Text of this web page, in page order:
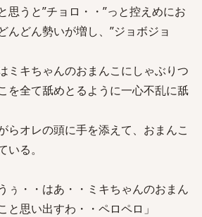
思うと”チョロ・・”っと控えめにお
んどん勢いが増し、”ジョボジョ
ミキちゃんのおまんこにしゃぶりつ
を全て舐めとるように一心不乱に舐
らオレの頭に手を添えて、おまんこ
る。
ぅ・・はあ・・ミキちゃんのおまん
と思い出すわ・・ペロペロ」